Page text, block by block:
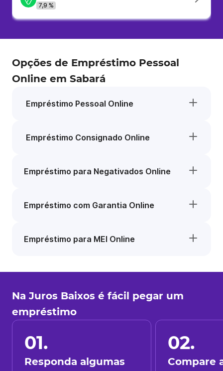
7,9 %
Opções de Empréstimo Pessoal
Online em Sabará
Empréstimo Pessoal Online
Empréstimo Consignado Online
Empréstimo para Negativados Online
Empréstimo com Garantia Online
Empréstimo para MEI Online
Na Juros Baixos é fácil pegar um
empréstimo
01.
Responda algumas
02.
Compare